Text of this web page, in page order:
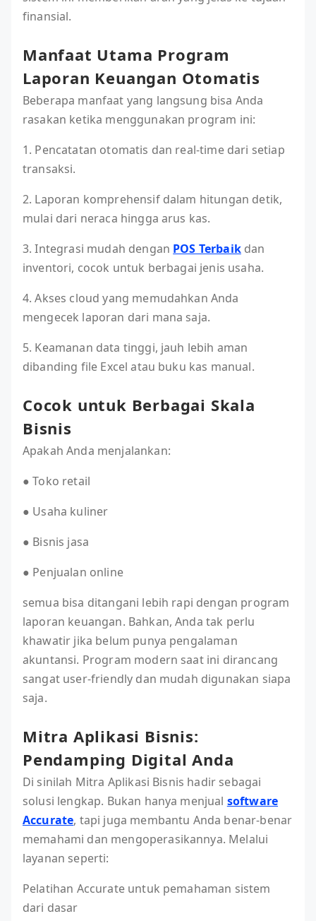
finansial.
Manfaat Utama Program
Laporan Keuangan Otomatis
Beberapa manfaat yang langsung bisa Anda
rasakan ketika menggunakan program ini:
1. Pencatatan otomatis dan real-time dari setiap
transaksi.
2. Laporan komprehensif dalam hitungan detik,
mulai dari neraca hingga arus kas.
3. Integrasi mudah dengan POS Terbaikdan
inventori, cocok untuk berbagai jenis usaha.
4. Akses cloud yang memudahkan Anda
mengecek laporan dari mana saja.
5. Keamanan data tinggi, jauh lebih aman
dibanding file Excel atau buku kas manual.
Cocok untuk Berbagai Skala
Bisnis
Apakah Anda menjalankan:
● Toko retail
● Usaha kuliner
● Bisnis jasa
● Penjualan online
semua bisa ditangani lebih rapi dengan program
laporan keuangan. Bahkan, Anda tak perlu
khawatir jika belum punya pengalaman
akuntansi. Program modern saat ini dirancang
sangat user-friendly dan mudah digunakan siapa
saja.
Mitra Aplikasi Bisnis:
Pendamping Digital Anda
Di sinilah Mitra Aplikasi Bisnis hadir sebagai
solusi lengkap. Bukan hanya menjual software
Accurate, tapi juga membantu Anda benar-benar
memahami dan mengoperasikannya. Melalui
layanan seperti:
Pelatihan Accurate untuk pemahaman sistem
dari dasar